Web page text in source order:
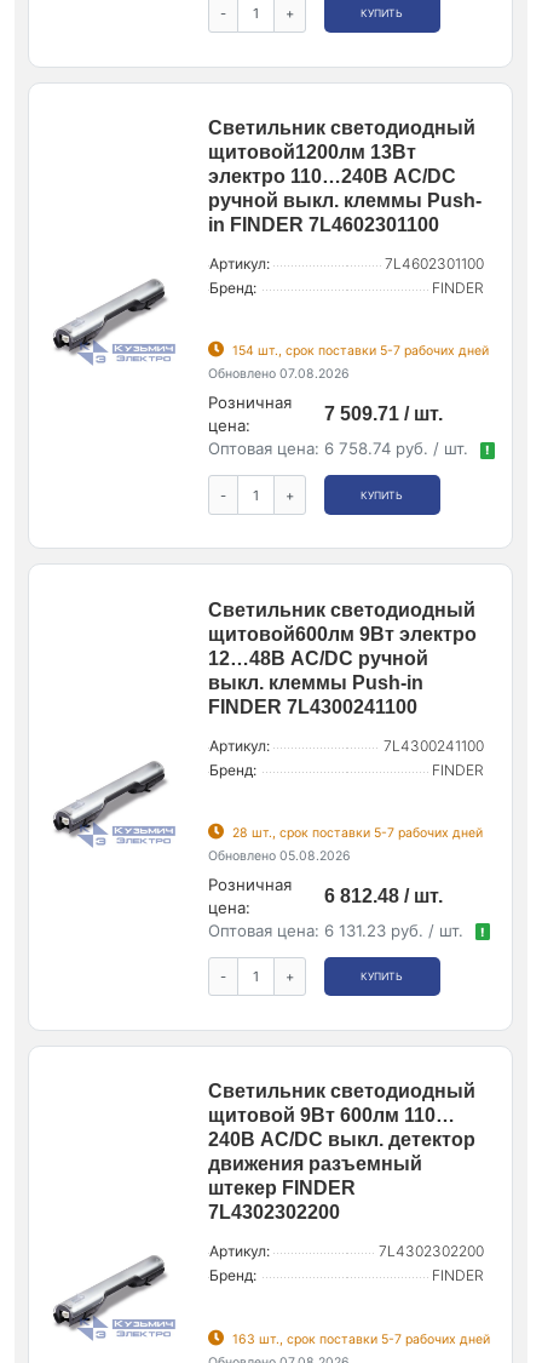
- + КУПИТЬ
Светильник светодиодный
щитовой1200лм 13Вт
электро 110…240В AC/DC
ручной выкл. клеммы Push-
in FINDER 7L4602301100
Артикул:
7L4602301100
Бренд:
FINDER
154 шт., срок поставки 5-7 рабочих дней
Обновлено 07.08.2026
Розничная
цена:
7 509.71 / шт.
Оптовая цена: 6 758.74 руб. / шт. !
- + КУПИТЬ
Светильник светодиодный
щитовой600лм 9Вт электро
12…48В AC/DC ручной
выкл. клеммы Push-in
FINDER 7L4300241100
Артикул:
7L4300241100
Бренд:
FINDER
28 шт., срок поставки 5-7 рабочих дней
Обновлено 05.08.2026
Розничная
цена:
6 812.48 / шт.
Оптовая цена: 6 131.23 руб. / шт. !
- + КУПИТЬ
Светильник светодиодный
щитовой 9Вт 600лм 110…
240В AC/DC выкл. детектор
движения разъемный
штекер FINDER
7L4302302200
Артикул:
7L4302302200
Бренд:
FINDER
163 шт., срок поставки 5-7 рабочих дней